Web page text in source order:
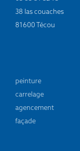
38 las couaches
81600 Técou
peinture
carrelage
agencement
façade